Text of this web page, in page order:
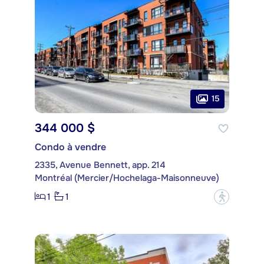
15
344 000 $
Condo à vendre
2335, Avenue Bennett, app. 214
Montréal (Mercier/Hochelaga-Maisonneuve)
1
1 ?